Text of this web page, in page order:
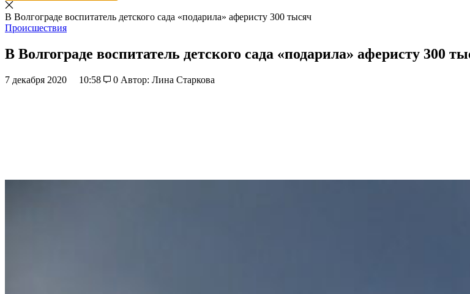
В Волгограде воспитатель детского сада «подарила» аферисту 300 тысяч
Происшествия
В Волгограде воспитатель детского сада «подарила» аферисту 300
7 декабря 2020 10:58 0 Автор: Лина Старкова